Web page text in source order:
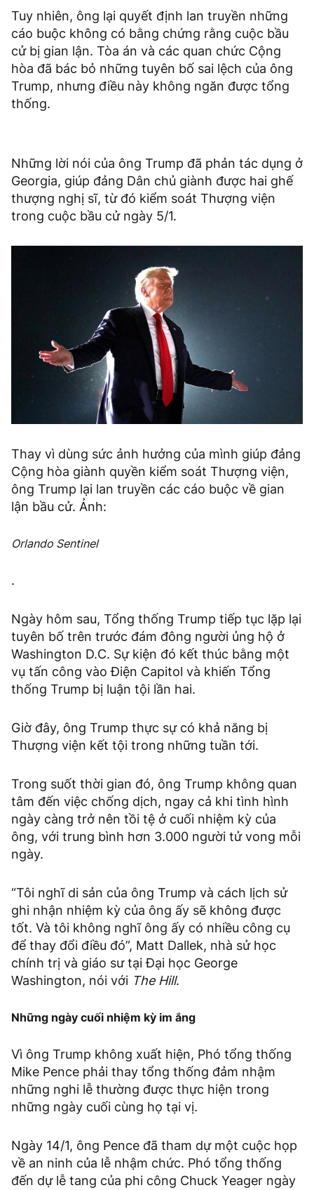
Tuy nhiên, ông lại quyết định lan truyền những
cáo buộc không có bằng chứng rằng cuộc bầu
cử bị gian lận. Tòa án và các quan chức Cộng
hòa đã bác bỏ những tuyên bố sai lệch của ông
Trump, nhưng điều này không ngăn được tổng
thống.
Những lời nói của ông Trump đã phản tác dụng ở
Georgia, giúp đảng Dân chủ giành được hai ghế
thượng nghị sĩ, từ đó kiểm soát Thượng viện
trong cuộc bầu cử ngày 5/1.
Thay vì dùng sức ảnh hưởng của mình giúp đảng
Cộng hòa giành quyền kiểm soát Thượng viện,
ông Trump lại lan truyền các cáo buộc về gian
lận bầu cử. Ảnh:
Orlando Sentinel
.
Ngày hôm sau, Tổng thống Trump tiếp tục lặp lại
tuyên bố trên trước đám đông người ủng hộ ở
Washington D.C. Sự kiện đó kết thúc bằng một
vụ tấn công vào Điện Capitol và khiến Tổng
thống Trump bị luận tội lần hai.
Giờ đây, ông Trump thực sự có khả năng bị
Thượng viện kết tội trong những tuần tới.
Trong suốt thời gian đó, ông Trump không quan
tâm đến việc chống dịch, ngay cả khi tình hình
ngày càng trở nên tồi tệ ở cuối nhiệm kỳ của
ông, với trung bình hơn 3.000 người tử vong mỗi
ngày.
“Tôi nghĩ di sản của ông Trump và cách lịch sử
ghi nhận nhiệm kỳ của ông ấy sẽ không được
tốt. Và tôi không nghĩ ông ấy có nhiều công cụ
để thay đổi điều đó”, Matt Dallek, nhà sử học
chính trị và giáo sư tại Đại học George
Washington, nói với The Hill.
Những ngày cuối nhiệm kỳ im ắng
Vì ông Trump không xuất hiện, Phó tổng thống
Mike Pence phải thay tổng thống đảm nhậm
những nghi lễ thường được thực hiện trong
những ngày cuối cùng họ tại vị.
Ngày 14/1, ông Pence đã tham dự một cuộc họp
về an ninh của lễ nhậm chức. Phó tổng thống
đến dự lễ tang của phi công Chuck Yeager ngày